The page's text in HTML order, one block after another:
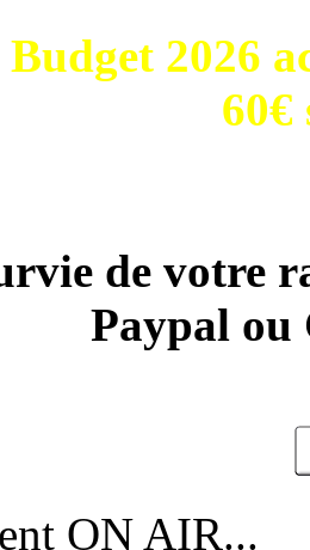
Budget 2026
60€
de votre
Paypal ou
ON AIR...